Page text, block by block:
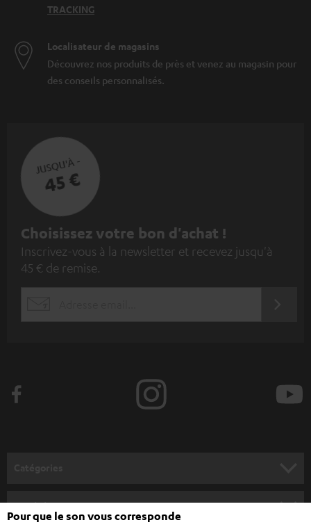
TRACKING
Localisateur de magasins
Découvrez nos produits de près et venez au magasin pour
des conseils personnalisés.
JUSQU'À -
45 €
I
n
s
z
s
Choisissez votre bon d'achat !
Inscrivez-vous à la newsletter et recevez jusqu'à
45 € de remise.
Société
Pour que le son vous corresponde